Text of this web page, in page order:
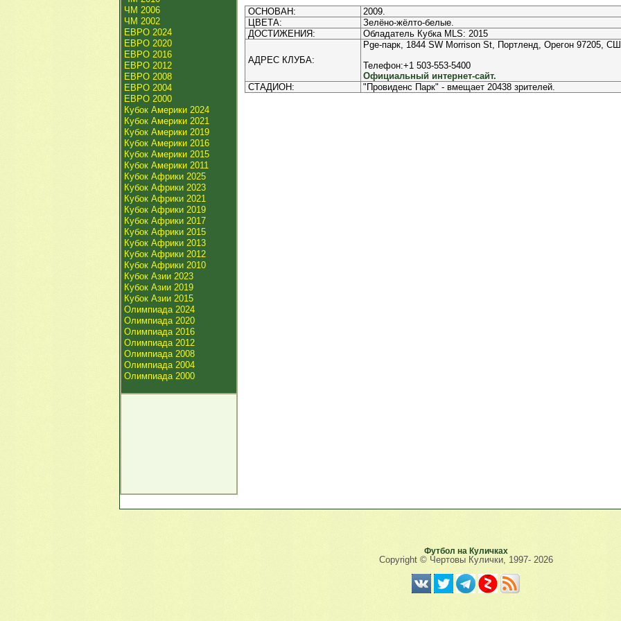
ЧМ 2006
ЧМ 2002
ЕВРО 2024
ЕВРО 2020
ЕВРО 2016
ЕВРО 2012
ЕВРО 2008
ЕВРО 2004
ЕВРО 2000
Кубок Америки 2024
Кубок Америки 2021
Кубок Америки 2019
Кубок Америки 2016
Кубок Америки 2015
Кубок Америки 2011
Кубок Африки 2025
Кубок Африки 2023
Кубок Африки 2021
Кубок Африки 2019
Кубок Африки 2017
Кубок Африки 2015
Кубок Африки 2013
Кубок Африки 2012
Кубок Африки 2010
Кубок Азии 2023
Кубок Азии 2019
Кубок Азии 2015
Олимпиада 2024
Олимпиада 2020
Олимпиада 2016
Олимпиада 2012
Олимпиада 2008
Олимпиада 2004
Олимпиада 2000
ОСНОВАН:
2009.
ЦВЕТА:
Зелёно-жёлто-белые.
ДОСТИЖЕНИЯ:
Обладатель Кубка MLS: 2015
АДРЕС КЛУБА:
Pge-парк, 1844 SW Morrison St, Портленд, Орегон 97205,
Телефон:+1 503-553-5400
Официальный интернет-сайт.
СТАДИОН:
"Провиденс Парк" - вмещает 20438 зрителей.
Футбол на Куличках
Copyright © Чертовы Кулички, 1997- 2026